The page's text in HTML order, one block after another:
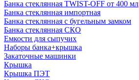
Банка стеклянная TWIST-OFF от 400 мл
Банка стеклянная импортная
Банка стеклянная с бугельным замком
Банка стеклянная СКО
Емкости для сыпучих
Наборы банка+крышка
Закаточные машинки
Крышка
Крышка ПЭТ